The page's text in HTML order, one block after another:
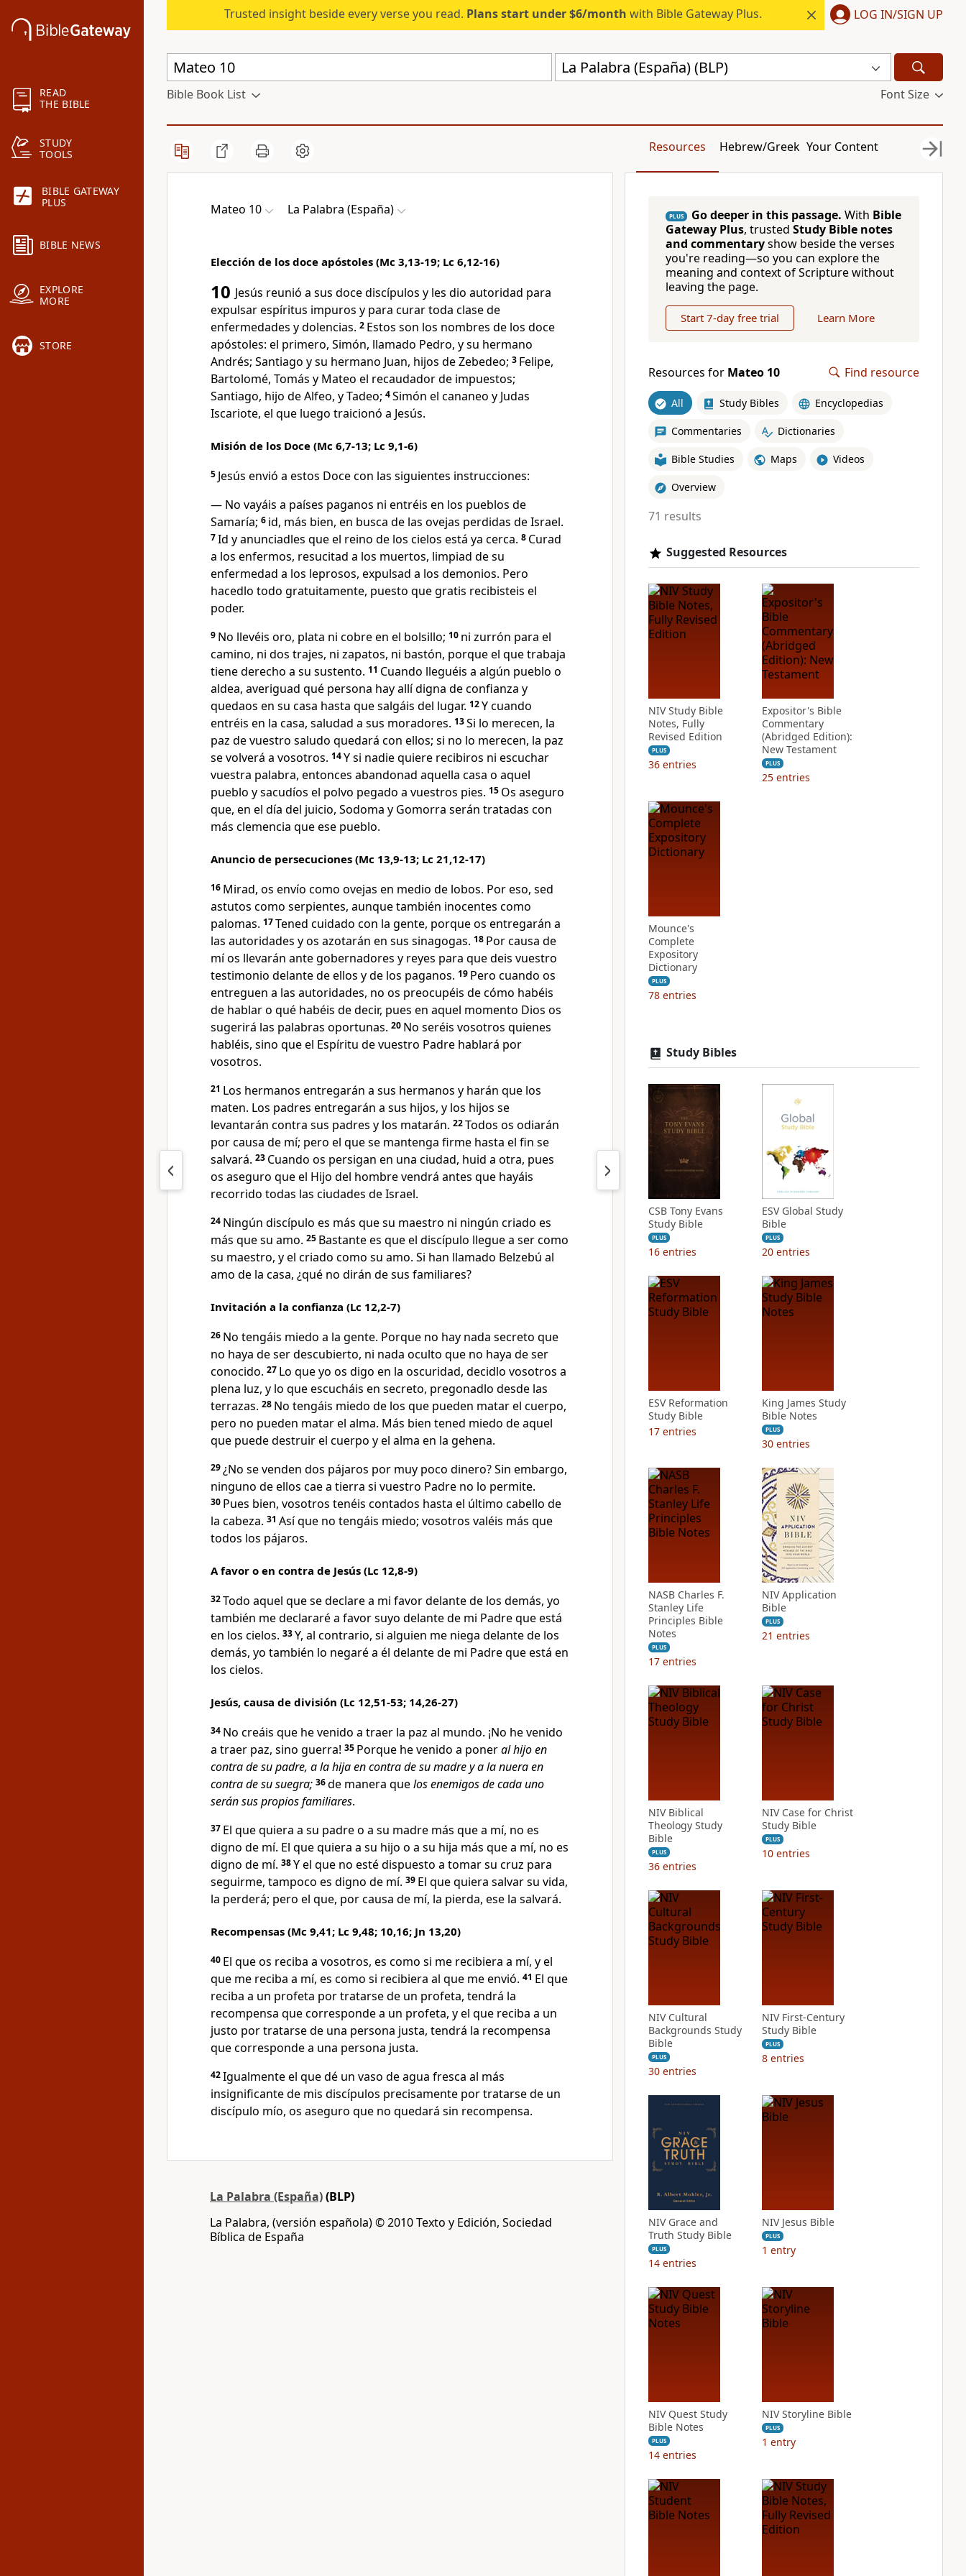
READ
THE BIBLE
STUDY
TOOLS
BIBLE GATEWAY
PLUS
BIBLE NEWS
EXPLORE
MORE
STORE
Trusted insight beside every verse you read. Plans start under $6/month with Bible Gateway Plus. LOG IN/SIGN UP
La Palabra (España) (BLP)
Bible Book List Font Size
Resources Hebrew/Greek Your Content
Mateo 10 La Palabra (España)
Elección de los doce apóstoles (Mc 3,13-19; Lc 6,12-16)
10 Jesús reunió a sus doce discípulos y les dio autoridad para
expulsar espíritus impuros y para curar toda clase de
enfermedades y dolencias. 2 Estos son los nombres de los doce
apóstoles: el primero, Simón, llamado Pedro, y su hermano
Andrés; Santiago y su hermano Juan, hijos de Zebedeo; 3 Felipe,
Bartolomé, Tomás y Mateo el recaudador de impuestos;
Santiago, hijo de Alfeo, y Tadeo; 4Simón el cananeo y Judas
Iscariote, el que luego traicionó a Jesús.
Misión de los Doce (Mc 6,7-13; Lc 9,1-6)
5 Jesús envió a estos Doce con las siguientes instrucciones:
— No vayáis a países paganos ni entréis en los pueblos de
Samaría; 6 id, más bien, en busca de las ovejas perdidas de Israel.
7Id y anunciadles que el reino de los cielos está ya cerca. 8 Curad
a los enfermos, resucitad a los muertos, limpiad de su
enfermedad a los leprosos, expulsad a los demonios. Pero
hacedlo todo gratuitamente, puesto que gratis recibisteis el
poder.
9 No llevéis oro, plata ni cobre en el bolsillo; 10 ni zurrón para el
camino, ni dos trajes, ni zapatos, ni bastón, porque el que trabaja
tiene derecho a su sustento. 11 Cuando lleguéis a algún pueblo o
aldea, averiguad qué persona hay allí digna de confianza y
quedaos en su casa hasta que salgáis del lugar. 12Y cuando
entréis en la casa, saludad a sus moradores. 13Si lo merecen, la
paz de vuestro saludo quedará con ellos; si no lo merecen, la paz
se volverá a vosotros. 14Y si nadie quiere recibiros ni escuchar
vuestra palabra, entonces abandonad aquella casa o aquel
pueblo y sacudíos el polvo pegado a vuestros pies. 15 Os aseguro
que, en el día del juicio, Sodoma y Gomorra serán tratadas con
más clemencia que ese pueblo.
Anuncio de persecuciones (Mc 13,9-13; Lc 21,12-17)
16 Mirad, os envío como ovejas en medio de lobos. Por eso, sed
astutos como serpientes, aunque también inocentes como
palomas. 17Tened cuidado con la gente, porque os entregarán a
las autoridades y os azotarán en sus sinagogas. 18 Por causa de
mí os llevarán ante gobernadores y reyes para que deis vuestro
testimonio delante de ellos y de los paganos. 19 Pero cuando os
entreguen a las autoridades, no os preocupéis de cómo habéis
de hablar o qué habéis de decir, pues en aquel momento Dios os
sugerirá las palabras oportunas. 20 No seréis vosotros quienes
habléis, sino que el Espíritu de vuestro Padre hablará por
vosotros.
21 Los hermanos entregarán a sus hermanos y harán que los
maten. Los padres entregarán a sus hijos, y los hijos se
levantarán contra sus padres y los matarán. 22Todos os odiarán
por causa de mí; pero el que se mantenga firme hasta el fin se
salvará. 23 Cuando os persigan en una ciudad, huid a otra, pues
os aseguro que el Hijo del hombre vendrá antes que hayáis
recorrido todas las ciudades de Israel.
24 Ningún discípulo es más que su maestro ni ningún criado es
más que su amo. 25 Bastante es que el discípulo llegue a ser como
su maestro, y el criado como su amo. Si han llamado Belzebú al
amo de la casa, ¿qué no dirán de sus familiares?
Invitación a la confianza (Lc 12,2-7)
26 No tengáis miedo a la gente. Porque no hay nada secreto que
no haya de ser descubierto, ni nada oculto que no haya de ser
conocido. 27 Lo que yo os digo en la oscuridad, decidlo vosotros a
plena luz, y lo que escucháis en secreto, pregonadlo desde las
terrazas. 28 No tengáis miedo de los que pueden matar el cuerpo,
pero no pueden matar el alma. Más bien tened miedo de aquel
que puede destruir el cuerpo y el alma en la gehena.
29¿No se venden dos pájaros por muy poco dinero? Sin embargo,
ninguno de ellos cae a tierra si vuestro Padre no lo permite.
30 Pues bien, vosotros tenéis contados hasta el último cabello de
la cabeza. 31 Así que no tengáis miedo; vosotros valéis más que
todos los pájaros.
A favor o en contra de Jesús (Lc 12,8-9)
32Todo aquel que se declare a mi favor delante de los demás, yo
también me declararé a favor suyo delante de mi Padre que está
en los cielos. 33Y, al contrario, si alguien me niega delante de los
demás, yo también lo negaré a él delante de mi Padre que está en
los cielos.
Jesús, causa de división (Lc 12,51-53; 14,26-27)
34 No creáis que he venido a traer la paz al mundo. ¡No he venido
a traer paz, sino guerra! 35 Porque he venido a poneral hijoen
contra de su padre, a la hija en contra de su madre y a la nuera en
contra de su suegra; 36de manera quelos enemigos de cada uno
serán sus propios familiares.
37 El que quiera a su padre o a su madre más que a mí, no es
digno de mí. El que quiera a su hijo o a su hija más que a mí, no es
digno de mí. 38Y el que no esté dispuesto a tomar su cruz para
seguirme, tampoco es digno de mí. 39 El que quiera salvar su vida,
la perderá; pero el que, por causa de mí, la pierda, ese la salvará.
Recompensas (Mc 9,41; Lc 9,48; 10,16; Jn 13,20)
40 El que os reciba a vosotros, es como si me recibiera a mí, y el
que me reciba a mí, es como si recibiera al que me envió. 41 El que
reciba a un profeta por tratarse de un profeta, tendrá la
recompensa que corresponde a un profeta, y el que reciba a un
justo por tratarse de una persona justa, tendrá la recompensa
que corresponde a una persona justa.
42Igualmente el que dé un vaso de agua fresca al más
insignificante de mis discípulos precisamente por tratarse de un
discípulo mío, os aseguro que no quedará sin recompensa.
La Palabra (España)(BLP)
La Palabra, (versión española) © 2010 Texto y Edición, Sociedad
Bíblica de España
PLUS Go deeper in this passage. With Bible
Gateway Plus, trusted Study Bible notes
and commentaryshow beside the verses
you're reading—so you can explore the
meaning and context of Scripture without
leaving the page.
Start 7-day free trial Learn More
Resources for Mateo 10 Find resource
All Study Bibles Encyclopedias
Commentaries Dictionaries
Bible Studies Maps Videos
Overview
71 results
Suggested Resources
NIV Study Bible
Notes, Fully
Revised Edition
PLUS
36 entries
Expositor's Bible
Commentary
(Abridged Edition):
New Testament
PLUS
25 entries
Mounce's
Complete
Expository
Dictionary
PLUS
78 entries
Study Bibles
CSB Tony Evans
Study Bible
PLUS
16 entries
ESV Global Study
Bible
PLUS
20 entries
ESV Reformation
Study Bible
17 entries
King James Study
Bible Notes
PLUS
30 entries
NASB Charles F.
Stanley Life
Principles Bible
Notes
PLUS
17 entries
NIV Application
Bible
PLUS
21 entries
NIV Biblical
Theology Study
Bible
PLUS
36 entries
NIV Case for Christ
Study Bible
PLUS
10 entries
NIV Cultural
Backgrounds Study
Bible
PLUS
30 entries
NIV First-Century
Study Bible
PLUS
8 entries
NIV Grace and
Truth Study Bible
PLUS
14 entries
NIV Jesus Bible
PLUS
1 entry
NIV Quest Study
Bible Notes
PLUS
14 entries
NIV Storyline Bible
PLUS
1 entry